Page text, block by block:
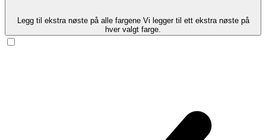
Legg til ekstra nøste på alle fargene Vi legger til ett ekstra nøste på
hver valgt farge.